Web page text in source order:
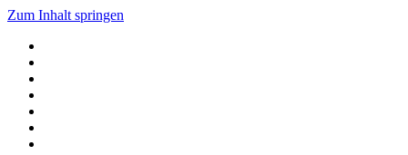
Zum Inhalt springen